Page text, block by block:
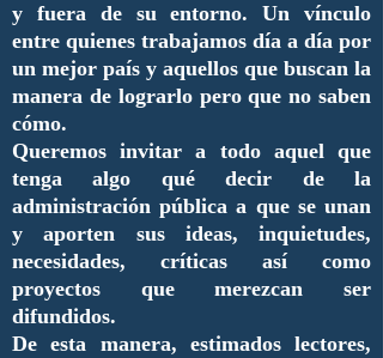
y fuera de su entorno. Un vínculo
entre quienes trabajamos día a día por
un mejor país y aquellos que buscan la
manera de lograrlo pero que no saben
cómo.
Queremos invitar a todo aquel que
tenga algo qué decir de la
administración pública a que se unan
y aporten sus ideas, inquietudes,
necesidades, críticas así como
proyectos que merezcan ser
difundidos.
De esta manera, estimados lectores,